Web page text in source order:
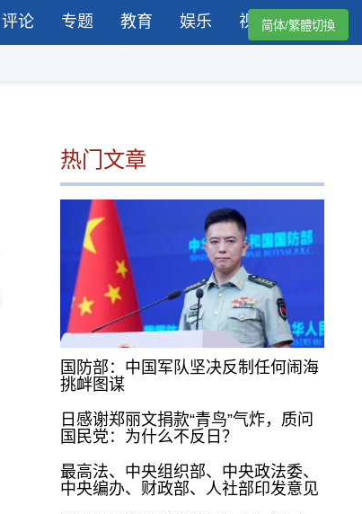
评论 专题 教育 娱乐 视频简体/繁體切換
热门文章
国防部：中国军队坚决反制任何闹海
挑衅图谋
日感谢郑丽文捐款“青鸟”气炸，质问
国民党：为什么不反日？
最高法、中央组织部、中央政法委、
中央编办、财政部、人社部印发意见